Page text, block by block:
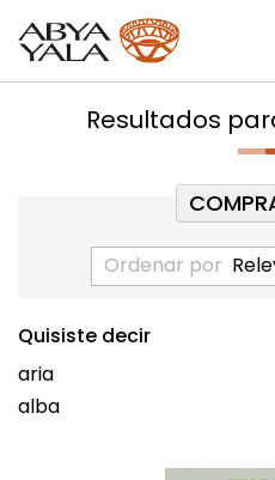
Resultados
Ordenar por
Quisiste decir
aria
alba